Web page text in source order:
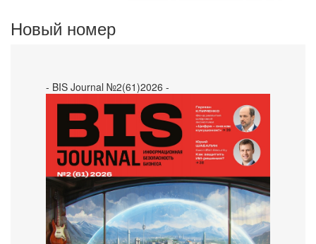
Новый номер
- BIS Journal №2(61)2026 -